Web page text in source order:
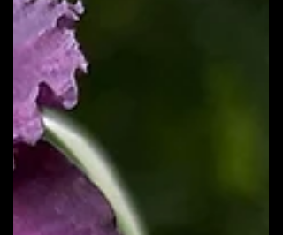
crescimento dos rizomas, o espaço interno vai
ficando cada vez mais limitado, o que
compromete o desenvolvimento saudável da
planta. Escolha do vaso: menos é mais: Ao
contrário do que muita gente imagina, a
#Zamioculca não gosta de vasos grandes
demais. O ideal é escolher um novo vaso com
apenas d